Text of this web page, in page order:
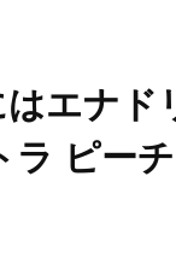
はエナ
ラ ピー